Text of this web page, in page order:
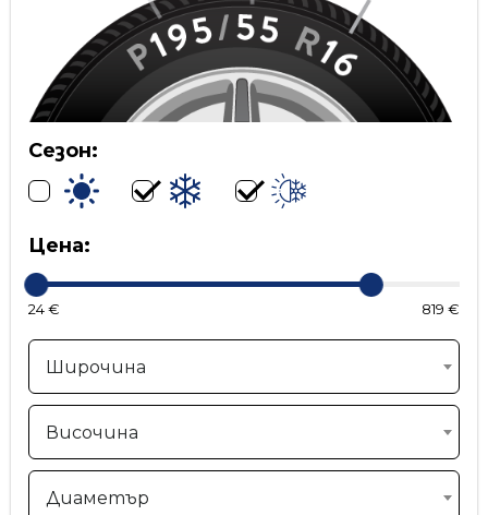
Сезон:
Цена:
24 € 819 €
Широчина
Височина
Диаметър